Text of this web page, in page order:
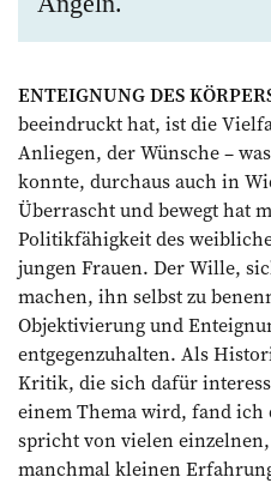
ENTEIGNUNG DES
beeindruckt hat, ist die
Anliegen, der Wünsche –
konnte, durchaus auch in
Überrascht und bewegt hat
Politikfähigkeit des
jungen Frauen. Der Wille,
machen, ihn selbst zu
Objektivierung und
entgegenzuhalten. Als
Kritik, die sich dafür
einem Thema wird, fand
spricht von vielen
manchmal kleinen